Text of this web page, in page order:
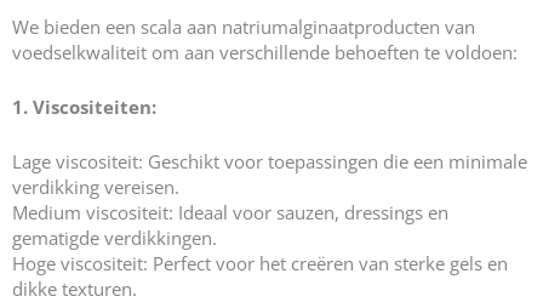
We bieden een scala aan natriumalginaatproducten van
voedselkwaliteit om aan verschillende behoeften te voldoen:
1. Viscositeiten:
Lage viscositeit: Geschikt voor toepassingen die een minimale
verdikking vereisen.
Medium viscositeit: Ideaal voor sauzen, dressings en
gematigde verdikkingen.
Hoge viscositeit: Perfect voor het creëren van sterke gels en
dikke texturen.